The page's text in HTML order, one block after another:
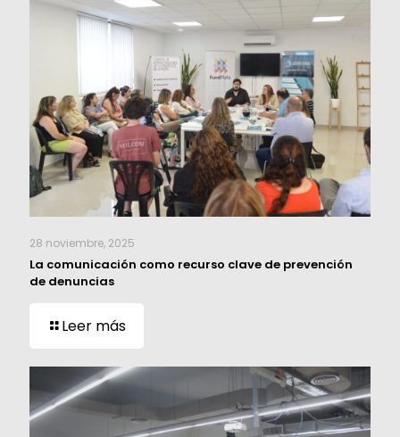
28 noviembre, 2025
La comunicación como recurso clave de prevención
de denuncias
Leer más